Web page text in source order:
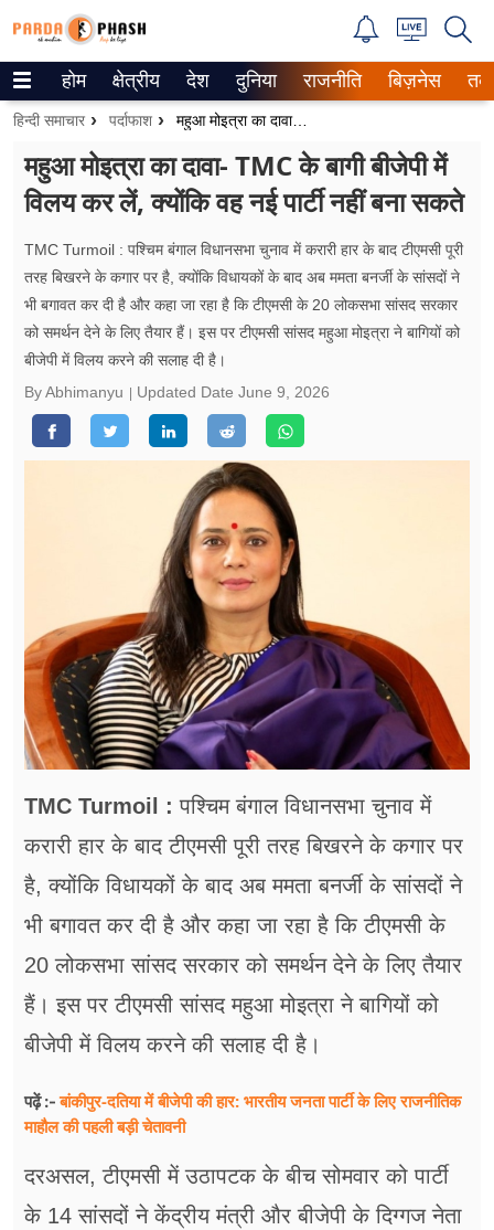
Trending on Google News
वेब स्टोरीज
उत्तर प्रदेश
गैलरी
वीडियो
रिलेशनशिप
जीवन मंत्रा
जॉब्स
शिक्षा
अन्य खबरें
होम क्षेत्रीय देश दुनिया राजनीति बिज़नेस
हिन्दी समाचार पर्दाफाश महुआ मोइत्रा का दावा- TMC के बागी बीजेपी में विलय कर लें, क्योंकि वह नई पार्टी नहीं बना सकते
महुआ मोइत्रा का दावा- TMC के बागी बीजेपी में
विलय कर लें, क्योंकि वह नई पार्टी नहीं बना सकते
TMC Turmoil : पश्चिम बंगाल विधानसभा चुनाव में करारी हार के बाद टीएमसी पूरी
तरह बिखरने के कगार पर है, क्योंकि विधायकों के बाद अब ममता बनर्जी के सांसदों ने
भी बगावत कर दी है और कहा जा रहा है कि टीएमसी के 20 लोकसभा सांसद सरकार
को समर्थन देने के लिए तैयार हैं। इस पर टीएमसी सांसद महुआ मोइत्रा ने बागियों को
बीजेपी में विलय करने की सलाह दी है।
By Abhimanyu
Updated Date June 9, 2026
TMC Turmoil : पश्चिम बंगाल विधानसभा चुनाव में
करारी हार के बाद टीएमसी पूरी तरह बिखरने के कगार पर
है, क्योंकि विधायकों के बाद अब ममता बनर्जी के सांसदों ने
भी बगावत कर दी है और कहा जा रहा है कि टीएमसी के
20 लोकसभा सांसद सरकार को समर्थन देने के लिए तैयार
हैं। इस पर टीएमसी सांसद महुआ मोइत्रा ने बागियों को
बीजेपी में विलय करने की सलाह दी है।
पढ़ें :-बांकीपुर-दतिया में बीजेपी की हार: भारतीय जनता पार्टी के लिए राजनीतिक
माहौल की पहली बड़ी चेतावनी
दरअसल, टीएमसी में उठापटक के बीच सोमवार को पार्टी
के 14 सांसदों ने केंद्रीय मंत्री और बीजेपी के दिग्गज नेता